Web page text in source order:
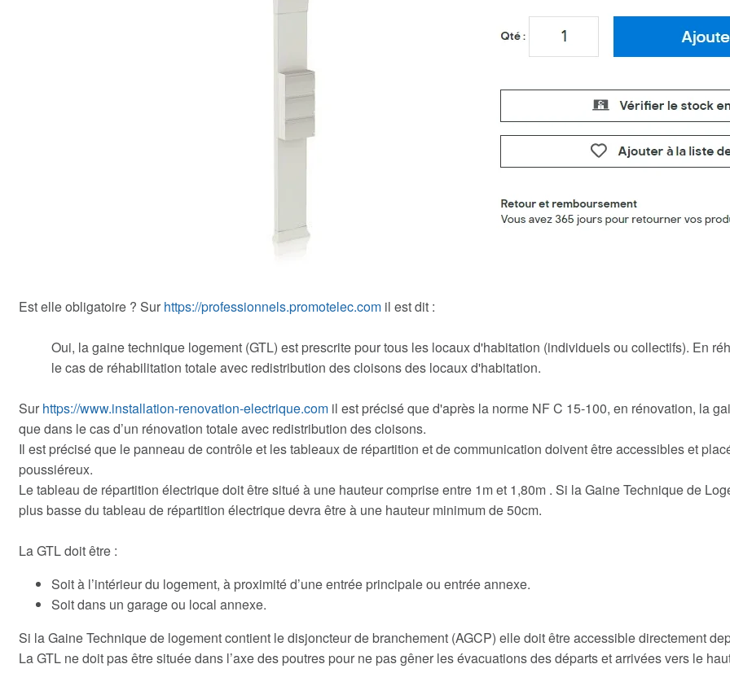
Est elle obligatoire ? Sur https://professionnels.promotelec.com il est dit :
Oui, la gaine technique logement (GTL) est prescrite pour tous les locaux d'habitation (individuels ou collectifs). En
le cas de réhabilitation totale avec redistribution des cloisons des locaux d'habitation.
Sur https://www.installation-renovation-electrique.com il est précisé que d'après la norme NF C 15-100, en rénovation, la
que dans le cas d’un rénovation totale avec redistribution des cloisons.
Il est précisé que le panneau de contrôle et les tableaux de répartition et de communication doivent être accessibles et
poussiéreux.
Le tableau de répartition électrique doit être situé à une hauteur comprise entre 1m et 1,80m . Si la Gaine Technique de
plus basse du tableau de répartition électrique devra être à une hauteur minimum de 50cm.
La GTL doit être :
Soit à l’intérieur du logement, à proximité d’une entrée principale ou entrée annexe.
Soit dans un garage ou local annexe.
Si la Gaine Technique de logement contient le disjoncteur de branchement (AGCP) elle doit être accessible directement
La GTL ne doit pas être située dans l’axe des poutres pour ne pas gêner les évacuations des départs et arrivées vers le